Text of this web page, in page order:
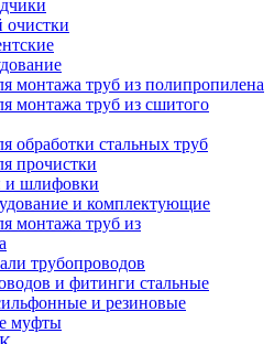
очистки
монтажа труб из полипропилена
монтажа труб из сшитого
обработки стальных труб
прочистки
и шлифовки
и комплектующие
монтажа труб из
трубопроводов
и фитинги стальные
и резиновые
муфты